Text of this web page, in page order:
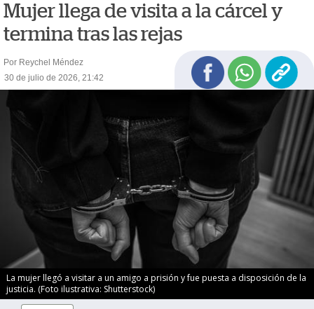
Mujer llega de visita a la cárcel y
termina tras las rejas
Por Reychel Méndez
30 de julio de 2026, 21:42
La mujer llegó a visitar a un amigo a prisión y fue puesta a disposición de la
justicia. (Foto ilustrativa: Shutterstock)